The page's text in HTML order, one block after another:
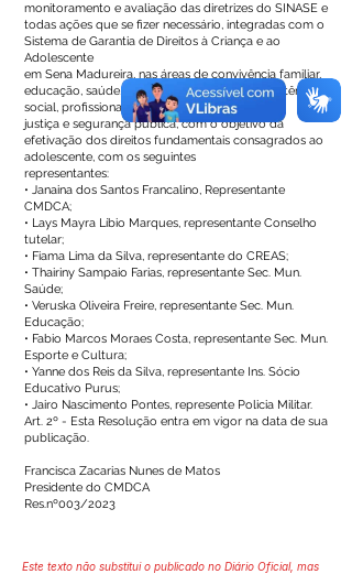
monitoramento e avaliação das diretrizes do SINASE e
todas ações que se fizer necessário, integradas com o
Sistema de Garantia de Direitos à Criança e ao
Adolescente
em Sena Madureira, nas áreas de convivência familiar,
educação, saúde, cultura, esporte e lazer, assistência
social, profissionalização,
justiça e segurança pública, com o objetivo da
efetivação dos direitos fundamentais consagrados ao
adolescente, com os seguintes
representantes:
• Janaina dos Santos Francalino, Representante
CMDCA;
• Lays Mayra Líbio Marques, representante Conselho
tutelar;
• Fiama Lima da Silva, representante do CREAS;
• Thairiny Sampaio Farias, representante Sec. Mun.
Saúde;
• Veruska Oliveira Freire, representante Sec. Mun.
Educação;
• Fabio Marcos Moraes Costa, representante Sec. Mun.
Esporte e Cultura;
• Yanne dos Reis da Silva, representante Ins. Sócio
Educativo Purus;
• Jairo Nascimento Pontes, represente Policia Militar.
Art. 2º - Esta Resolução entra em vigor na data de sua
publicação.
Francisca Zacarias Nunes de Matos
Presidente do CMDCA
Res.nº003/2023
Este texto não substitui o publicado no Diário Oficial, mas